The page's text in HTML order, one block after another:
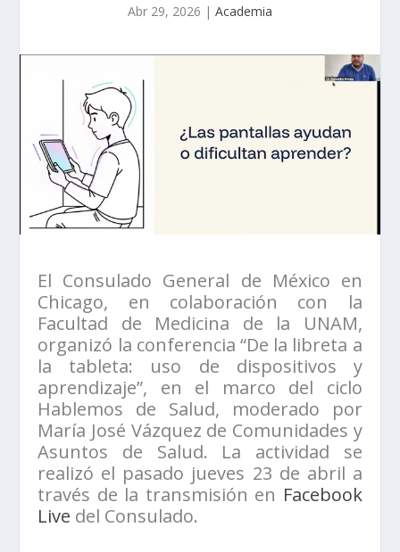
Abr 29, 2026 | Academia
El Consulado General de México en
Chicago, en colaboración con la
Facultad de Medicina de la UNAM,
organizó la conferencia “De la libreta a
la tableta: uso de dispositivos y
aprendizaje”, en el marco del ciclo
Hablemos de Salud, moderado por
María José Vázquez de Comunidades y
Asuntos de Salud. La actividad se
realizó el pasado jueves 23 de abril a
través de la transmisión en Facebook
Live del Consulado.